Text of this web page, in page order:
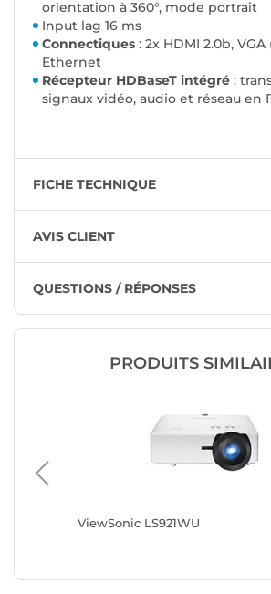
orientation à 360°, mode portrait
Input lag 16 ms
Connectiques : 2x HDMI 2.0b, VGA
Ethernet
Récepteur HDBaseT intégré :
signaux vidéo, audio et réseau en
FICHE TECHNIQUE
AVIS CLIENT
QUESTIONS / RÉPONSES
PRODUITS
ViewSonic LS921WU